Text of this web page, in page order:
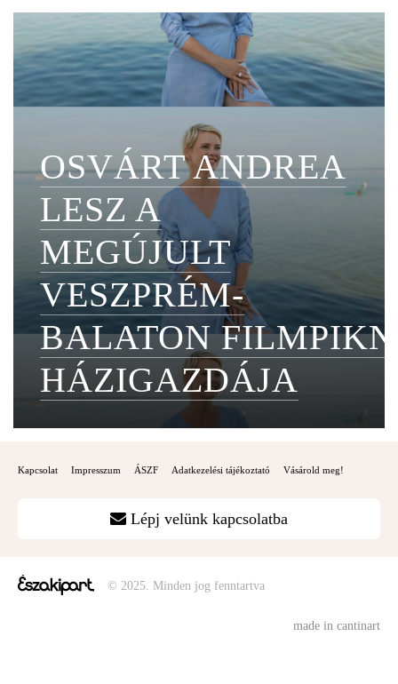
OSVÁRT ANDREA
LESZ A
MEGÚJULT
VESZPRÉM-
BALATON
HÁZIGAZDÁJA
Kapcsolat Impresszum ÁSZF Adatkezelési tájékoztató Vásárold meg!
Lépj velünk kapcsolatba
© 2025. Minden jog fenntartva
made in cantinart